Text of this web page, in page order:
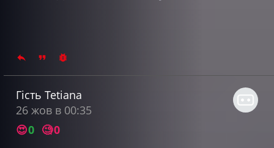
Гість Tetiana
26 жов в 00:35
😍0 🧐0